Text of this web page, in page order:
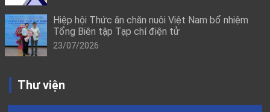
Hiệp hội Thức ăn chăn nuôi Việt Nam bổ nhiệm
Tổng Biên tập Tạp chí điện tử
23/07/2026
Thư viện